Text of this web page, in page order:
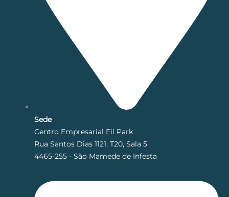
Sede
Centro Empresarial Fil Park
Rua Santos Dias 1121, T20, Sala 5
4465-255 - São Mamede de Infesta